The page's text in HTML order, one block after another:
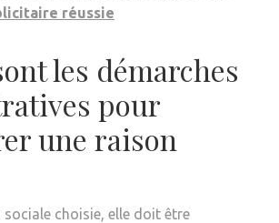
réussie
les démarches
pour
une raison
choisie, elle doit être